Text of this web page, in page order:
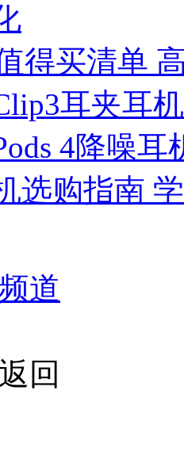
得买清单
耳夹耳
4降噪耳
选购指南
道
返回